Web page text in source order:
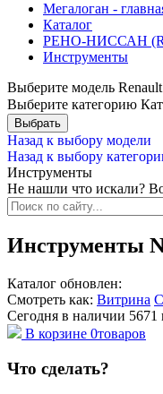
Мегалоган -
Каталог
РЕНО-НИССАН
Инструменты
Выберите модель Renault
Выберите категорию
Назад к выбору модели
Назад к выбору
Инструменты
Не нашли что искали?
Инструменты
Каталог обновлен:
Смотреть как: Витрина
Сегодня в наличии 5671
В корзине 0товаров
Что сделать?